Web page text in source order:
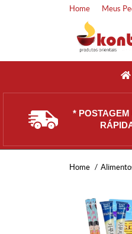
Home Meus
* POSTAGEM
Home